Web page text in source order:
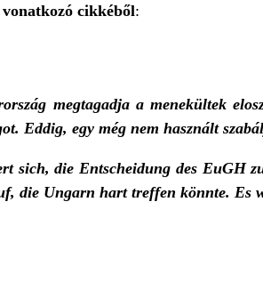
cikkéből:
megtagadja a menekültek
Eddig, egy még nem használt
sich, die Entscheidung des EuGH
die Ungarn hart treffen könnte. Es